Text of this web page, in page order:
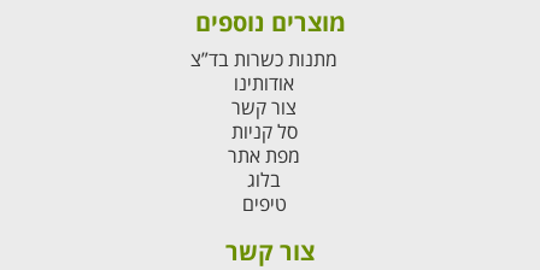
מוצרים נוספים
מתנות כשרות בד”צ
אודותינו
צור קשר
סל קניות
מפת אתר
בלוג
טיפים
צור קשר